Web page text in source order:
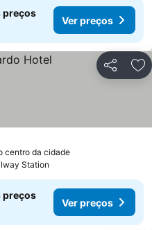
preços
Ver preços
Partilhar
centro da cidadeVer preços
Station
preços
Ver preços